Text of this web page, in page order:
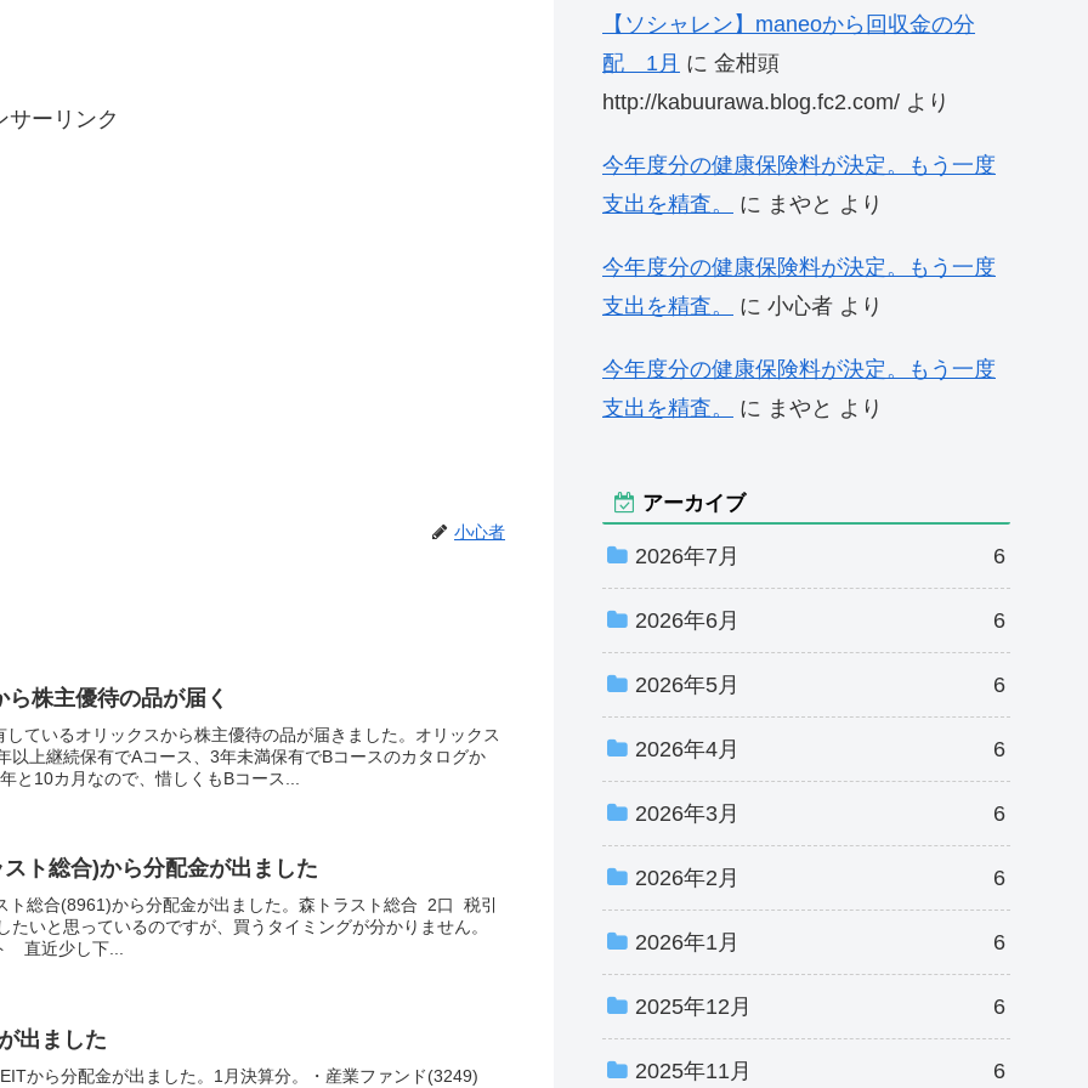
サーリンク
小心者
株主優待の品が届く
ているオリックスから株主優待の品が届きました。オリックス
以上継続保有でAコース、3年未満保有でBコースのカタログか
と10カ月なので、惜しくもBコース...
ト総合)から分配金が出ました
ト総合(8961)から分配金が出ました。森トラスト総合 2口 税引
いと思っているのですが、買うタイミングが分かりません。
直近少し下...
出ました
から分配金が出ました。1月決算分。・産業ファンド(3249)
【ソシャレン】maneoから回収金の分
配 1月 に 金柑頭
http://kabuurawa.blog.fc2.com/ より
今年度分の健康保険料が決定。もう一度
支出を精査。
に まやと より
今年度分の健康保険料が決定。もう一度
支出を精査。
に 小心者 より
今年度分の健康保険料が決定。もう一度
支出を精査。
に まやと より
アーカイブ
2026年7月 6
2026年6月 6
2026年5月 6
2026年4月 6
2026年3月 6
2026年2月 6
2026年1月 6
2025年12月 6
2025年11月 6